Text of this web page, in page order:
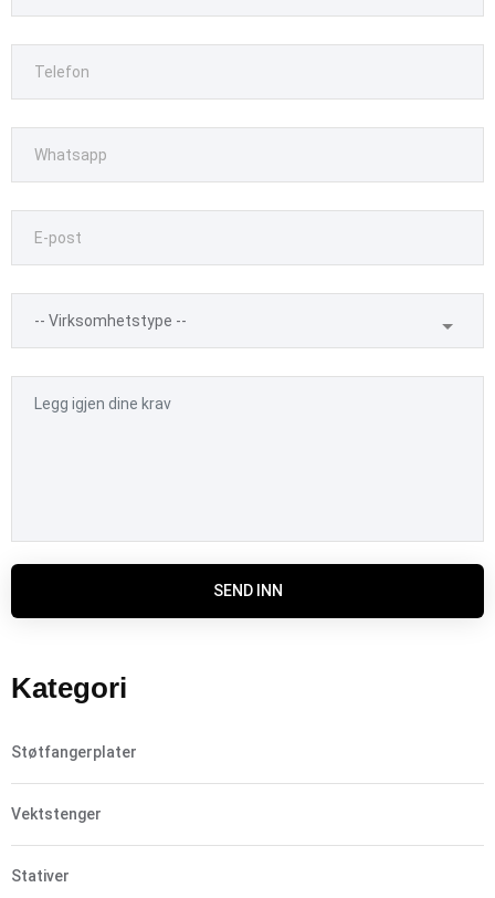
SEND INN
Kategori
Støtfangerplater
Vektstenger
Stativer